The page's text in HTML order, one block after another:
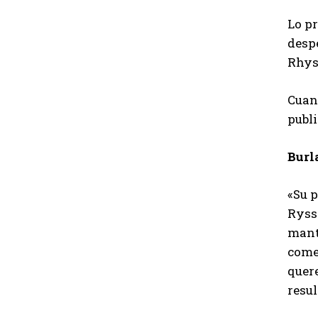
Lo
«Su